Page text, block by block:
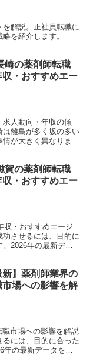
解説。正社員転職に
を紹介します。
崎の薬剤師転職
・おすすめエー
求人動向・年収の傾
は離島が多く坂の多い
が大きく異なりま
賀の薬剤師転職
・おすすめエー
収・おすすめエージ
させるには、目的に
2026年の最新デー
新】薬剤師業界の
場への影響を解
職市場への影響を解説
には、目的に合った
の最新データをも